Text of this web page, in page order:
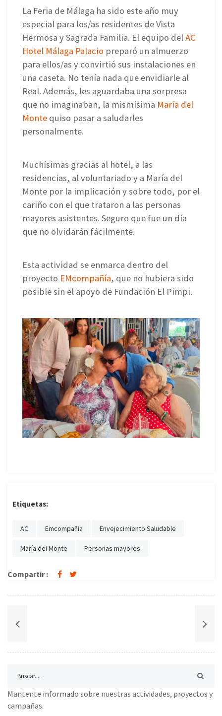
La Feria de Málaga ha sido este año muy
especial para los/as residentes de Vista
Hermosa y Sagrada Familia. El equipo delAC
Hotel Málaga Palacio preparó un almuerzo
para ellos/as y convirtió sus instalaciones en
una caseta. No tenía nada que envidiarle al
Real. Además, les aguardaba una sorpresa
que no imaginaban, la mismísima María del
Monte quiso pasar a saludarles
personalmente.
Muchísimas gracias al hotel, a las
residencias, al voluntariado y a María del
Monte por la implicación y sobre todo, por el
cariño con el que trataron a las personas
mayores asistentes. Seguro que fue un día
que no olvidarán fácilmente.
Esta actividad se enmarca dentro del
proyecto EMcompañía, que no hubiera sido
posible sin el apoyo de Fundación El Pimpi.
Etiquetas:
AC Emcompañía Envejecimiento Saludable
María del Monte Personas mayores
Compartir :
Mantente informado sobre nuestras actividades, proyectos y
campañas.